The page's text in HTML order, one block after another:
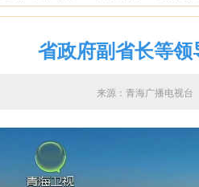
省政府副省长等
来源：青海广播电视